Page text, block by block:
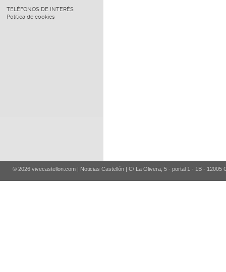
TELÉFONOS DE INTERÉS
Política de cookies
© 2026 vivecastellon.com | Noticias Castellón | C/ La Olivera, 5 - portal 1 - 1B - 12005